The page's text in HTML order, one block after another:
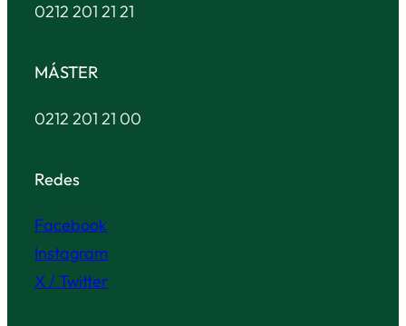
0212 201 21 21
MÁSTER
0212 201 21 00
Redes
Facebook
Instagram
X / Twitter